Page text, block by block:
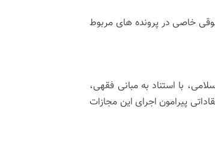
خاصی در پرونده های مربوط
با استناد به مبانی فقهی،
پیرامون اجرای این مجازات